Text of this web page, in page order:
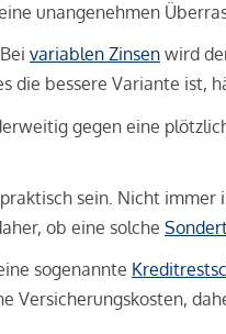
unangenehmen
variablen Zinsen wird
bessere Variante ist,
gegen eine
sein. Nicht
ob eine solche
sogenannte
Versicherungskosten,